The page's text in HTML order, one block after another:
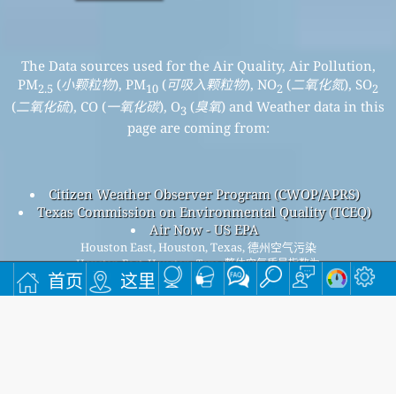
首页 这里
The Data sources used for the Air Quality, Air Pollution,
PM2.5 (小颗粒物), PM10 (可吸入颗粒物), NO2 (二氧化氮), SO2
(二氧化硫), CO (一氧化碳), O3 (臭氧) and Weather data in this
page are coming from:
Citizen Weather Observer Program (CWOP/APRS)
Texas Commission on Environmental Quality (TCEQ)
Air Now - US EPA
Houston East, Houston, Texas, 德州空气污染
Houston East, Houston, Texas整体空气质量指数为
68。
Houston East, Houston, TexasPM2.5(小颗粒物) 空气质量指数为